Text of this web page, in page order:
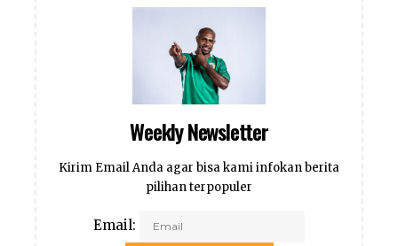
Weekly Newsletter
Kirim Email Anda agar bisa kami infokan berita
pilihan terpopuler
Email: